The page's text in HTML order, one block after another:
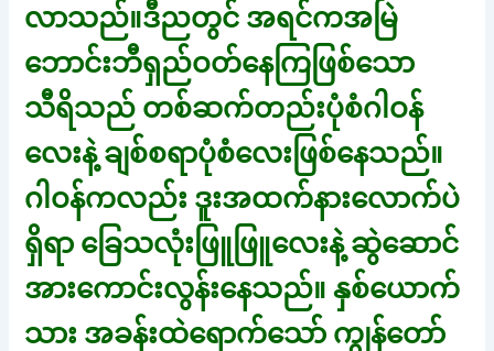
လာသည်။ဒီညတွင် အရင်ကအမြဲ
ဘောင်းဘီရှည်ဝတ်နေကြဖြစ်သော
သီရိသည် တစ်ဆက်တည်းပုံစံဂါဝန်
လေးနဲ့ ချစ်စရာပုံစံလေးဖြစ်နေသည်။
ဂါဝန်ကလည်း ဒူးအထက်နားလောက်ပဲ
ရှိရာ ခြေသလုံးဖြူဖြူလေးနဲ့ ဆွဲဆောင်
အားကောင်းလွန်းနေသည်။ နှစ်ယောက်
သား အခန်းထဲရောက်သော် ကျွန်တော်